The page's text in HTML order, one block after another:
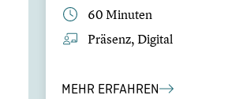
60 Minuten
Präsenz, Digital
MEHR ERFAHREN